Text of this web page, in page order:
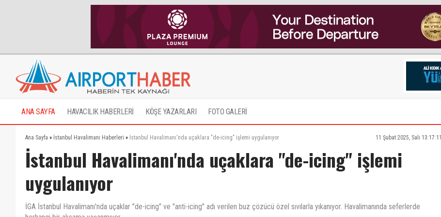
ANA SAYFA HAVACILIK HABERLERİ KÖŞE YAZARLARI FOTO GALERİ
Ana Sayfa » İstanbul Havalimanı Haberleri » İstanbul Havalimanı'nda uçaklara "de-icing" işlemi uygulanıyor 11 Şubat 2025, Salı 13:17:11
İstanbul Havalimanı'nda uçaklara "de-icing" işlemi
uygulanıyor
İGA İstanbul Havalimanı'nda uçaklar "de-icing" ve "anti-icing" adı verilen buz çözücü özel sıvılarla yıkanıyor. Havalimanında seferlerde